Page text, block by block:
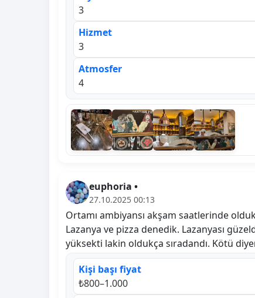
3
Hizmet
3
Atmosfer
4
euphoria •
27.10.2025 00:13
Ortamı ambiyansı akşam saatlerinde
Lazanya ve pizza denedik. Lazanyası
yüksekti lakin oldukça sıradandı. Kötü
Kişi başı fiyat
₺800–1.000